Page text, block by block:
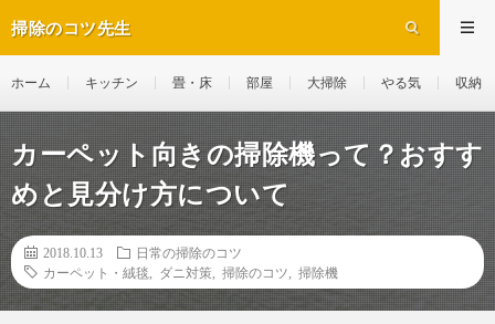
掃除のコツ先生
ホーム キッチン 畳・床 部屋 大掃除 やる気 収納
カーペット向きの掃除機って？おすす
めと見分け方について
2018.10.13
日常の掃除のコツ
カーペット・絨毯
ダニ対策 掃除のコツ 掃除機